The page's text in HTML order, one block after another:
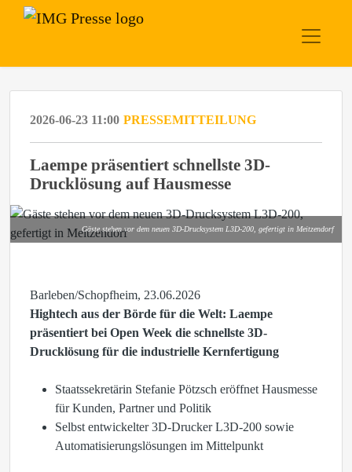
2026-06-23 11:00 PRESSEMITTEILUNG
Laempe präsentiert schnellste 3D-
Drucklösung auf Hausmesse
Gäste stehen vor dem neuen 3D-Drucksystem L3D-200, gefertigt in Meitzendorf
Barleben/Schopfheim, 23.06.2026
Hightech aus der Börde für die Welt: Laempe
präsentiert bei Open Week die schnellste 3D-
Drucklösung für die industrielle Kernfertigung
Staatssekretärin Stefanie Pötzsch eröffnet Hausmesse
für Kunden, Partner und Politik
Selbst entwickelter 3D-Drucker L3D-200 sowie
Automatisierungslösungen im Mittelpunkt